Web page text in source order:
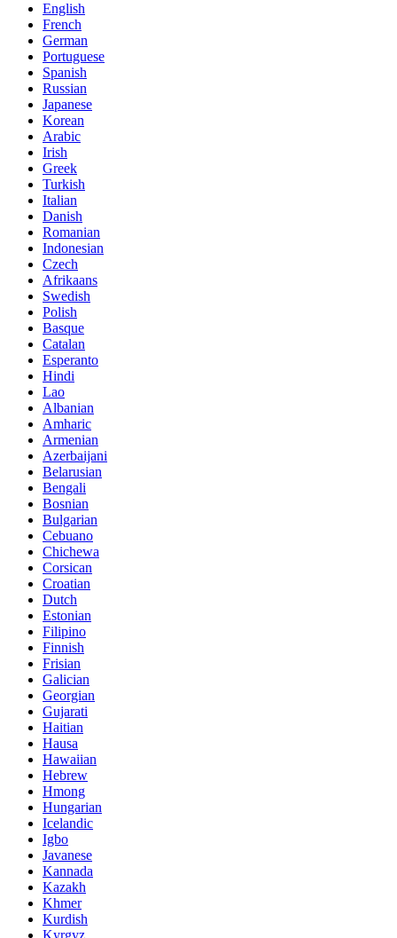
English
French
German
Portuguese
Spanish
Russian
Japanese
Korean
Arabic
Irish
Greek
Turkish
Italian
Danish
Romanian
Indonesian
Czech
Afrikaans
Swedish
Polish
Basque
Catalan
Esperanto
Hindi
Lao
Albanian
Amharic
Armenian
Azerbaijani
Belarusian
Bengali
Bosnian
Bulgarian
Cebuano
Chichewa
Corsican
Croatian
Dutch
Estonian
Filipino
Finnish
Frisian
Galician
Georgian
Gujarati
Haitian
Hausa
Hawaiian
Hebrew
Hmong
Hungarian
Icelandic
Igbo
Javanese
Kannada
Kazakh
Khmer
Kurdish